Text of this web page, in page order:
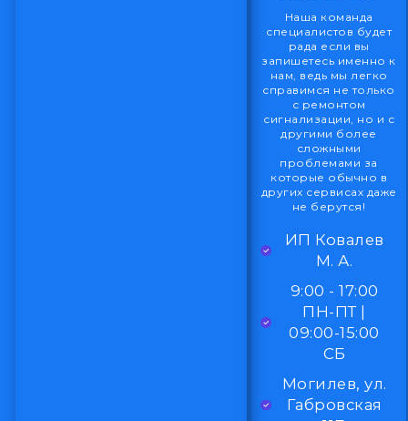
Наша команда
специалистов будет
рада если вы
запишетесь именно к
нам, ведь мы легко
справимся не только
с ремонтом
сигнализации, но и с
другими более
сложными
проблемами за
которые обычно в
других сервисах даже
не берутся!
ИП Ковалев
М. А.
9:00 - 17:00
ПН-ПТ |
09:00-15:00
СБ
Могилев, ул.
Габровская